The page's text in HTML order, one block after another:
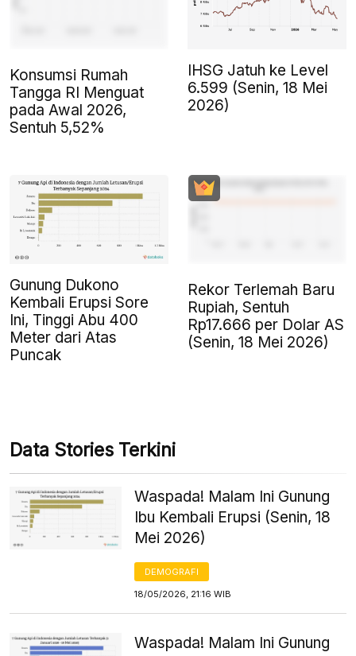
Konsumsi Rumah
Tangga RI Menguat
pada Awal 2026,
Sentuh 5,52%
IHSG Jatuh ke Level
6.599 (Senin, 18 Mei
2026)
Gunung Dukono
Kembali Erupsi Sore
Ini, Tinggi Abu 400
Meter dari Atas
Puncak
Rekor Terlemah Baru
Rupiah, Sentuh
Rp17.666 per Dolar AS
(Senin, 18 Mei 2026)
Data Stories Terkini
Waspada! Malam Ini Gunung
Ibu Kembali Erupsi (Senin, 18
Mei 2026)
DEMOGRAFI
18/05/2026, 21:16 WIB
Waspada! Malam Ini Gunung